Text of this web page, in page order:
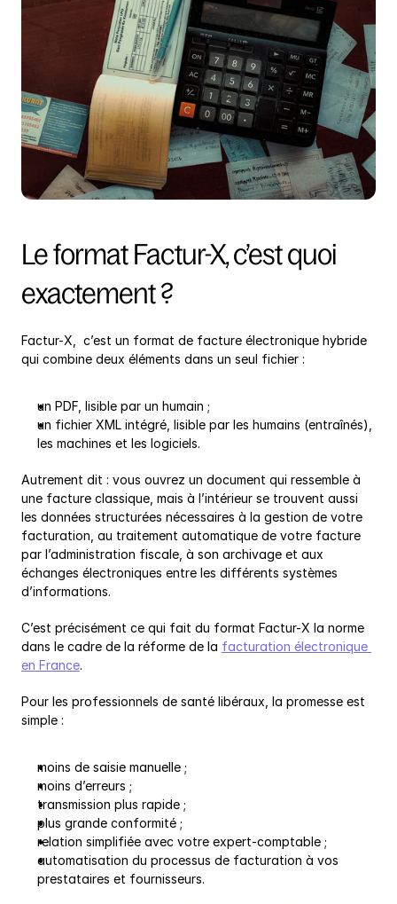
Le format Factur-X, c’est quoi
exactement ?
Factur-X,  c’est un format de facture électronique hybride
qui combine deux éléments dans un seul fichier :
un PDF, lisible par un humain ;
un fichier XML intégré, lisible par les humains (entraînés),
les machines et les logiciels.
Autrement dit : vous ouvrez un document qui ressemble à
une facture classique, mais à l’intérieur se trouvent aussi
les données structurées nécessaires à la gestion de votre
facturation, au traitement automatique de votre facture
par l’administration fiscale, à son archivage et aux
échanges électroniques entre les différents systèmes
d’informations.
C’est précisément ce qui fait du format Factur-X la norme
dans le cadre de la réforme de la facturation électronique
en France.
Pour les professionnels de santé libéraux, la promesse est
simple :
moins de saisie manuelle ;
moins d’erreurs ;
transmission plus rapide ;
plus grande conformité ;
relation simplifiée avec votre expert-comptable ;
automatisation du processus de facturation à vos
prestataires et fournisseurs.